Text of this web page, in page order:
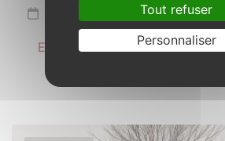
Samedi 22 novembre 2025
En savoir plus
Tout refuser
Personnaliser